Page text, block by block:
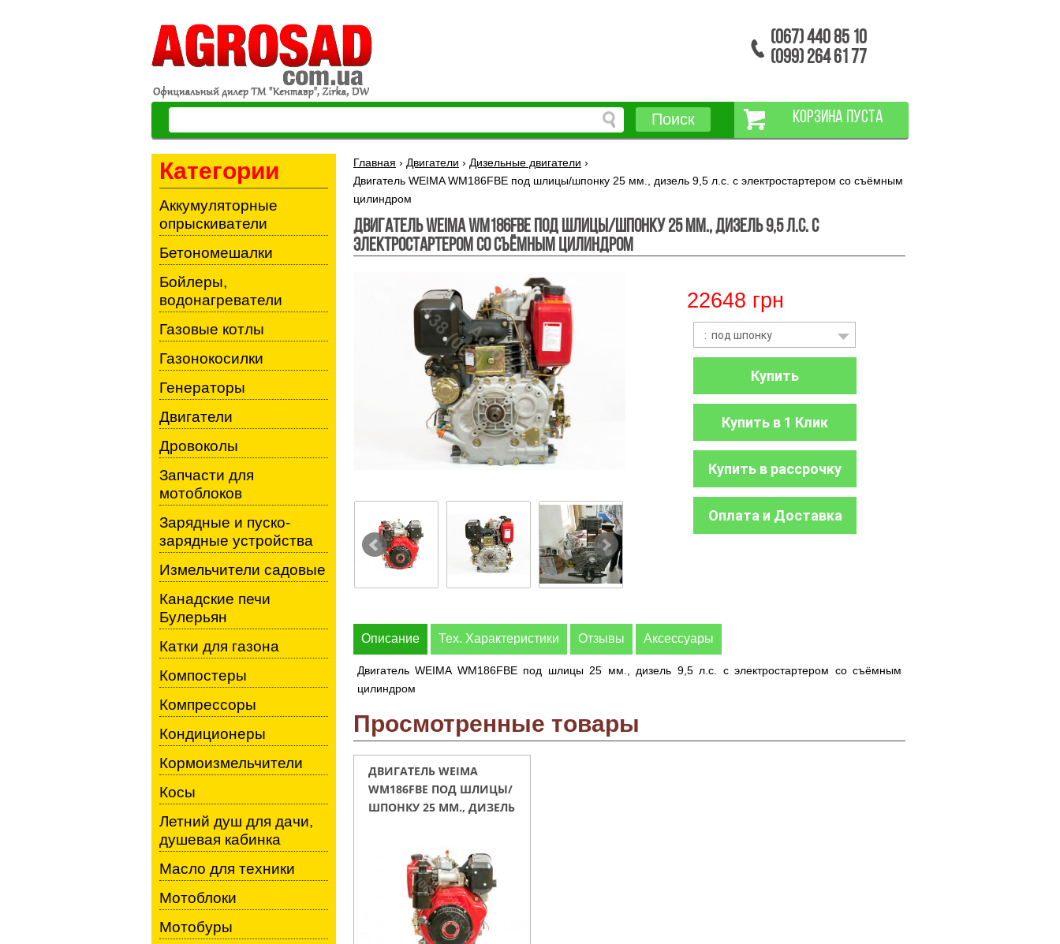
(067) 440 85 10
(099) 264 61 77
Поиск КОРЗИНА ПУСТА
Главная › Двигатели › Дизельные двигатели ›
Двигатель WEIMA WM186FBE под шлицы/шпонку 25 мм., дизель 9,5 л.с. с электростартером со съёмным
цилиндром
Двигатель WEIMA WM186FBE под шлицы/шпонку 25 мм., дизель 9,5 л.с. с
электростартером со съёмным цилиндром
22648 грн
: под шпонку
Купить
Купить в 1 Клик
Купить в рассрочку
Оплата и Доставка
Описание Тех. Характеристики Отзывы Аксессуары
Двигатель WEIMA WM186FBE под шлицы 25 мм., дизель 9,5 л.с. с электростартером со съёмным
цилиндром
Просмотренные товары
ДВИГАТЕЛЬ WEIMA
WM186FBE ПОД ШЛИЦЫ/
ШПОНКУ 25 ММ., ДИЗЕЛЬ
СЪЁМНЫМ ЦИЛИНДРОМ
Категории
Аккумуляторные
опрыскиватели
Бетономешалки
Бойлеры,
водонагреватели
Газовые котлы
Газонокосилки
Генераторы
Двигатели
Дровоколы
Запчасти для
мотоблоков
Зарядные и пуско-
зарядные устройства
Измельчители садовые
Канадские печи
Булерьян
Катки для газона
Компостеры
Компрессоры
Кондиционеры
Кормоизмельчители
Косы
Летний душ для дачи,
душевая кабинка
Масло для техники
Мотоблоки
Мотобуры